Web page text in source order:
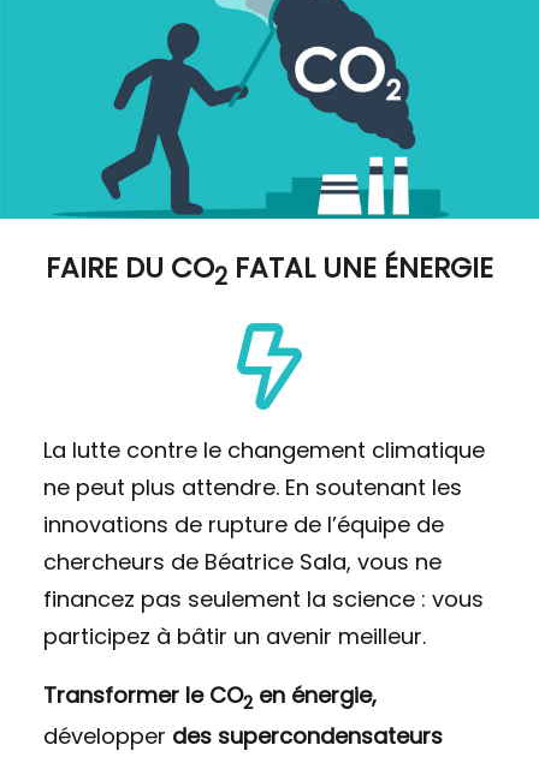
FAIRE DU CO2 FATAL UNE ÉNERGIE
La lutte contre le changement climatique
ne peut plus attendre. En soutenant les
innovations de rupture de l’équipe de
chercheurs de Béatrice Sala, vous ne
financez pas seulement la science : vous
participez à bâtir un avenir meilleur.
Transformer le CO2 en énergie,
développer des supercondensateurs